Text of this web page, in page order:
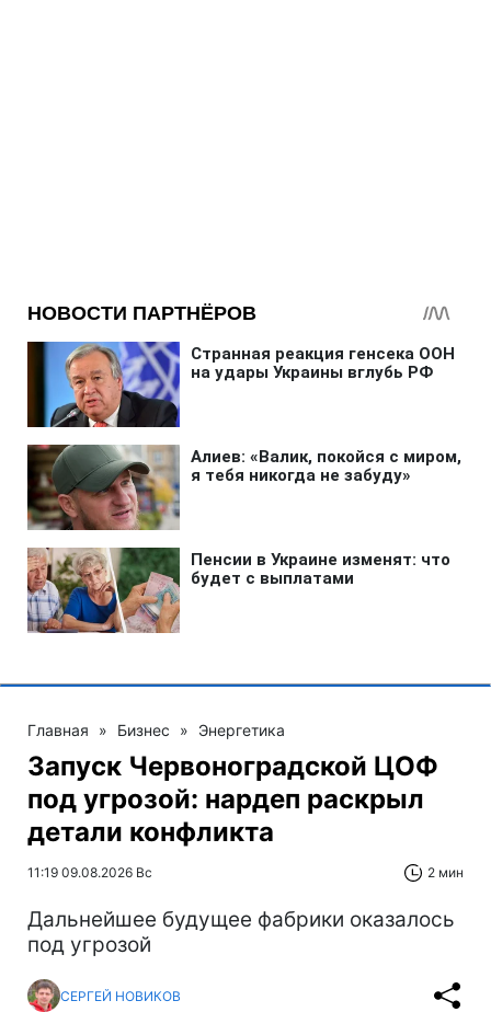
Главная » Бизнес » Энергетика
Запуск Червоноградской ЦОФ
под угрозой: нардеп раскрыл
детали конфликта
11:19 09.08.2026 Вс 2 мин
Дальнейшее будущее фабрики оказалось
под угрозой
СЕРГЕЙ НОВИКОВ